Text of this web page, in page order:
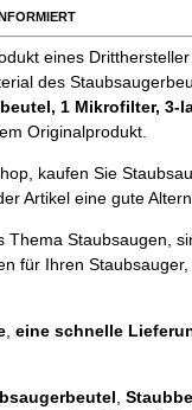
eines
des
, 1 Mikrofilter, 3-
Originalprodukt.
kaufen Sie
Artikel eine gute
Staubsaugen,
für Ihren
,eine schnelle
,